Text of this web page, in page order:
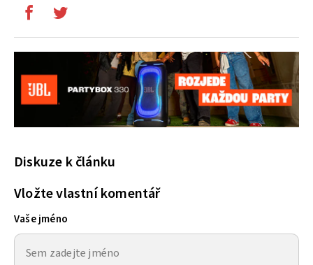
Diskuze k článku
Vložte vlastní komentář
Vaše jméno